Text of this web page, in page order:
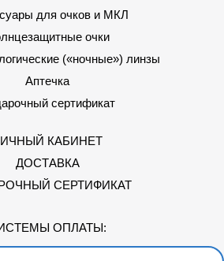
для очков и МКЛ
очки
(«ночные») линзы
Аптечка
сертификат
КАБИНЕТ
ДОСТАВКА
СЕРТИФИКАТ
ОПЛАТЫ: